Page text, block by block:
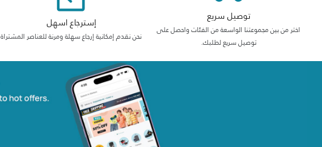
توصيل سريع
اختر من بين مجموعتنا الواسعة من الفئات واحصل على
توصيل سريع لطلبك.
إسترجاع اسهل
نحن نقدم إمكانية إرجاع سهلة ومرنة للعناصر المشتراة